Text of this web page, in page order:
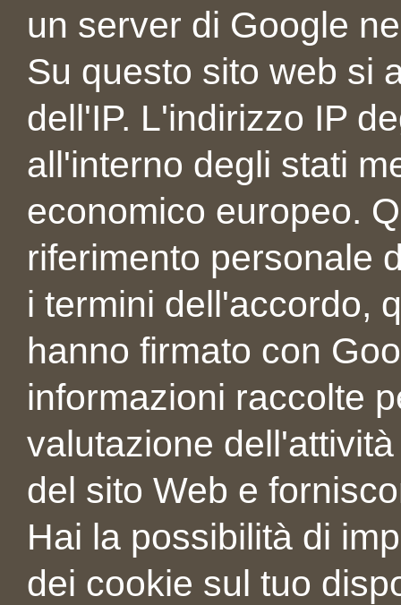
un server di Google
Su questo sito web si
dell'IP. L'indirizzo IP
all'interno degli stati
economico europeo.
riferimento personale
i termini dell'accordo,
hanno firmato con
informazioni raccolte
valutazione
del sito Web e
Hai la possibilità di
dei cookie sul tuo